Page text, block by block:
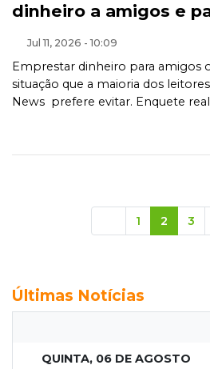
dinheiro a amigos e
Jul 11, 2026 - 10:09
Emprestar dinheiro para amigos
situação que a maioria dos
News prefere evitar. Enquete
1 2 3
Últimas Notícias
QUINTA, 06 DE AGOSTO